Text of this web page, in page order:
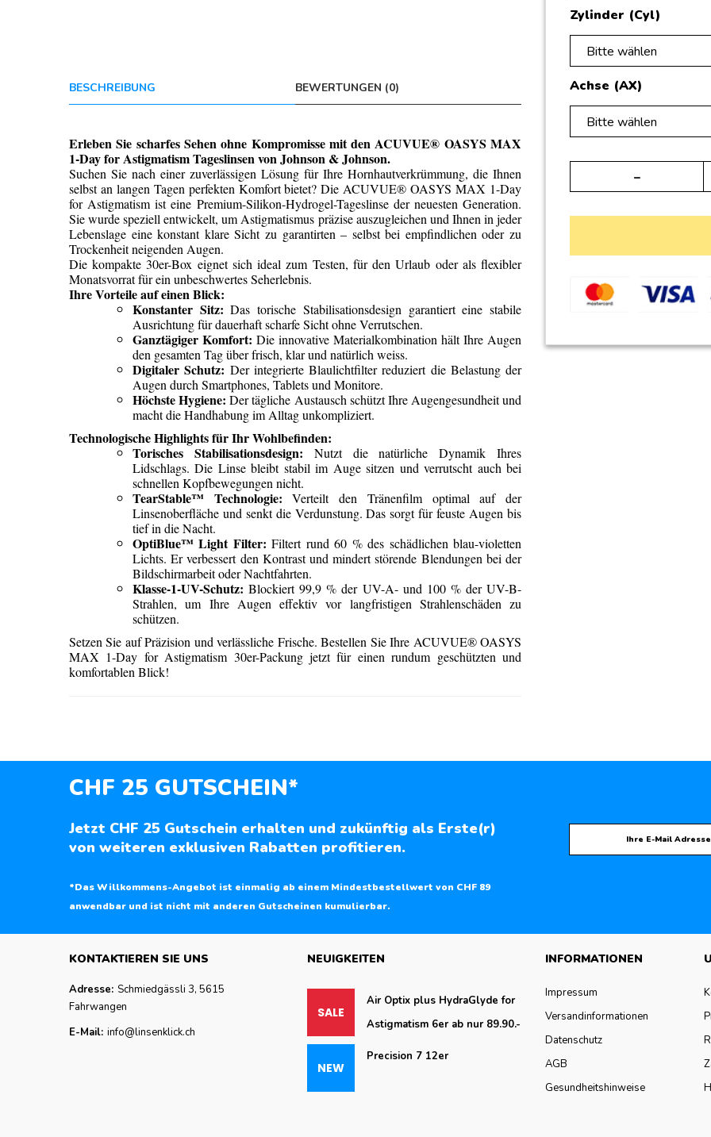
BESCHREIBUNG BEWERTUNGEN (0)
Erleben Sie scharfes Sehen ohne Kompromisse mit den ACUVUE® OASYS MAX
1-Day for Astigmatism Tageslinsen von Johnson & Johnson.
Suchen Sie nach einer zuverlässigen Lösung für Ihre Hornhautverkrümmung, die Ihnen
selbst an langen Tagen perfekten Komfort bietet? Die ACUVUE® OASYS MAX 1-Day
for Astigmatism ist eine Premium-Silikon-Hydrogel-Tageslinse der neuesten Generation.
Sie wurde speziell entwickelt, um Astigmatismus präzise auszugleichen und Ihnen in jeder
Lebenslage eine konstant klare Sicht zu garantirten – selbst bei empfindlichen oder zu
Trockenheit neigenden Augen.
Die kompakte 30er-Box eignet sich ideal zum Testen, für den Urlaub oder als flexibler
Monatsvorrat für ein unbeschwertes Seherlebnis.
Ihre Vorteile auf einen Blick:
Konstanter Sitz: Das torische Stabilisationsdesign garantiert eine stabile
Ausrichtung für dauerhaft scharfe Sicht ohne Verrutschen.
Ganztägiger Komfort: Die innovative Materialkombination hält Ihre Augen
den gesamten Tag über frisch, klar und natürlich weiss.
Digitaler Schutz: Der integrierte Blaulichtfilter reduziert die Belastung der
Augen durch Smartphones, Tablets und Monitore.
Höchste Hygiene: Der tägliche Austausch schützt Ihre Augengesundheit und
macht die Handhabung im Alltag unkompliziert.
Technologische Highlights für Ihr Wohlbefinden:
Torisches Stabilisationsdesign: Nutzt die natürliche Dynamik Ihres
Lidschlags. Die Linse bleibt stabil im Auge sitzen und verrutscht auch bei
schnellen Kopfbewegungen nicht.
TearStable™ Technologie: Verteilt den Tränenfilm optimal auf der
Linsenoberfläche und senkt die Verdunstung. Das sorgt für feuste Augen bis
tief in die Nacht.
OptiBlue™ Light Filter: Filtert rund 60 % des schädlichen blau-violetten
Lichts. Er verbessert den Kontrast und mindert störende Blendungen bei der
Bildschirmarbeit oder Nachtfahrten.
Klasse-1-UV-Schutz: Blockiert 99,9 % der UV-A- und 100 % der UV-B-
Strahlen, um Ihre Augen effektiv vor langfristigen Strahlenschäden zu
schützen.
Setzen Sie auf Präzision und verlässliche Frische. Bestellen Sie Ihre ACUVUE® OASYS
MAX 1-Day for Astigmatism 30er-Packung jetzt für einen rundum geschützten und
komfortablen Blick!
Zylinder (Cyl)
Bitte wählen
Achse (AX)
Bitte wählen
CHF 25 GUTSCHEIN*
Jetzt CHF 25 Gutschein erhalten und zukünftig als Erste(r)
von weiteren exklusiven Rabatten profitieren.
*Das Willkommens-Angebot ist einmalig ab einem Mindestbestellwert von CHF 89
anwendbar und ist nicht mit anderen Gutscheinen kumulierbar.
KONTAKTIEREN SIE UNS
Adresse: Schmiedgässli 3, 5615
Fahrwangen
E-Mail: info@linsenklick.ch
NEUIGKEITEN
Air Optix plus HydraGlyde for
Astigmatism 6er ab nur 89.90.-
Precision 7 12er
INFORMATIONEN
Impressum
Versandinformationen
Datenschutz
AGB
Gesundheitshinweise